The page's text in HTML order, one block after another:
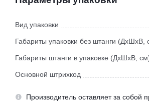
Вид упаковки
Габариты упаковки без штанги (ДхШхВ,
Габариты штанги в упаковке (ДхШхВ,
Основной штрихкод
Производитель оставляет за собой